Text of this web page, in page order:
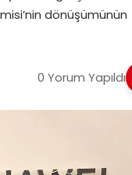
dönüşümünün
0 Yorum Yapıldı